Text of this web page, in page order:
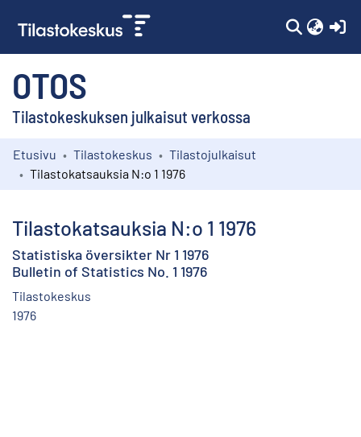
OTOS
Tilastokeskuksen julkaisut verkossa
Kokoelmat
Etusivu Tilastokeskus
Tilastojulkaisut
Tilastokatsauksia N:o 1 1976
Tilastokatsauksia N:o 1 1976
Statistiska översikter Nr 1 1976
Bulletin of Statistics No. 1 1976
Tilastokeskus
1976